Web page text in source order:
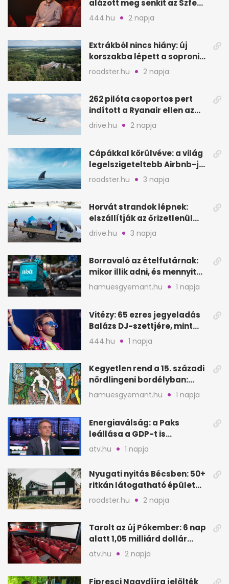
alázott meg senkit az Szfe
felvételijén
444.hu 2 napja
Extrákból nincs hiány: új
korszakba lépett a soproni
Fagus Hotel
roadster.hu 2 napja
262 pilóta csoportos pert
indított a Ryanair ellen az
Egyesült Királyságban
drive.hu 2 napja
Cápákkal körülvéve: a világ
legelszigeteltebb Airbnb-je
a nyílt tengeren
roadster.hu 3 napja
Horvát strandok lépnek:
elszállítják az őrizetlenül
hagyott törölközőket
drive.hu 3 napja
Borravaló az ételfutárnak:
mikor illik adni, és mennyit
rendeléskor?
hamuesgyemant.hu 1 napja
Vitézy: 65 ezres jegyeladás
Balázs DJ-szettjére, mint
metró nélküli Puskás-meccs
444.hu 1 napja
Kegyetlen rend a 15. századi
nördlingeni bordélyban:
verés, éheztetés
hamuesgyemant.hu 1 napja
Energiaválság: a Paks
leállása a GDP-t is
megütheti, int az
Oeconomus
atv.hu 1 napja
Nyugati nyitás Bécsben: 50+
ritkán látogatható épület
nyílik meg
roadster.hu 2 napja
Tarolt az új Pókember: 6 nap
alatt 1,05 milliárd dollár
bevétel
atv.hu 2 napja
Fipresci Nagydíjra jelölték